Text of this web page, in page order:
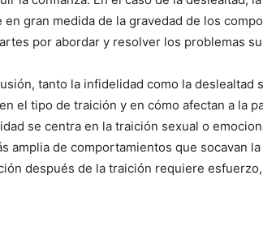
en gran medida de la gravedad de los
por abordar y resolver los problemas
tanto la infidelidad como la
el tipo de traición y en cómo afectan a la
se centra en la traición sexual o
amplia de comportamientos que socavan
después de la traición requiere